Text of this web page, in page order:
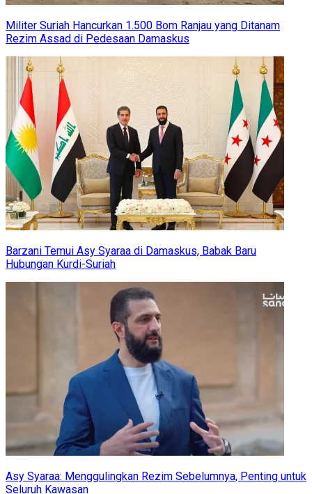
Militer Suriah Hancurkan 1.500 Bom Ranjau yang Ditanam
Rezim Assad di Pedesaan Damaskus
Barzani Temui Asy Syaraa di Damaskus, Babak Baru
Hubungan Kurdi-Suriah
Asy Syaraa: Menggulingkan Rezim Sebelumnya, Penting untuk
Seluruh Kawasan